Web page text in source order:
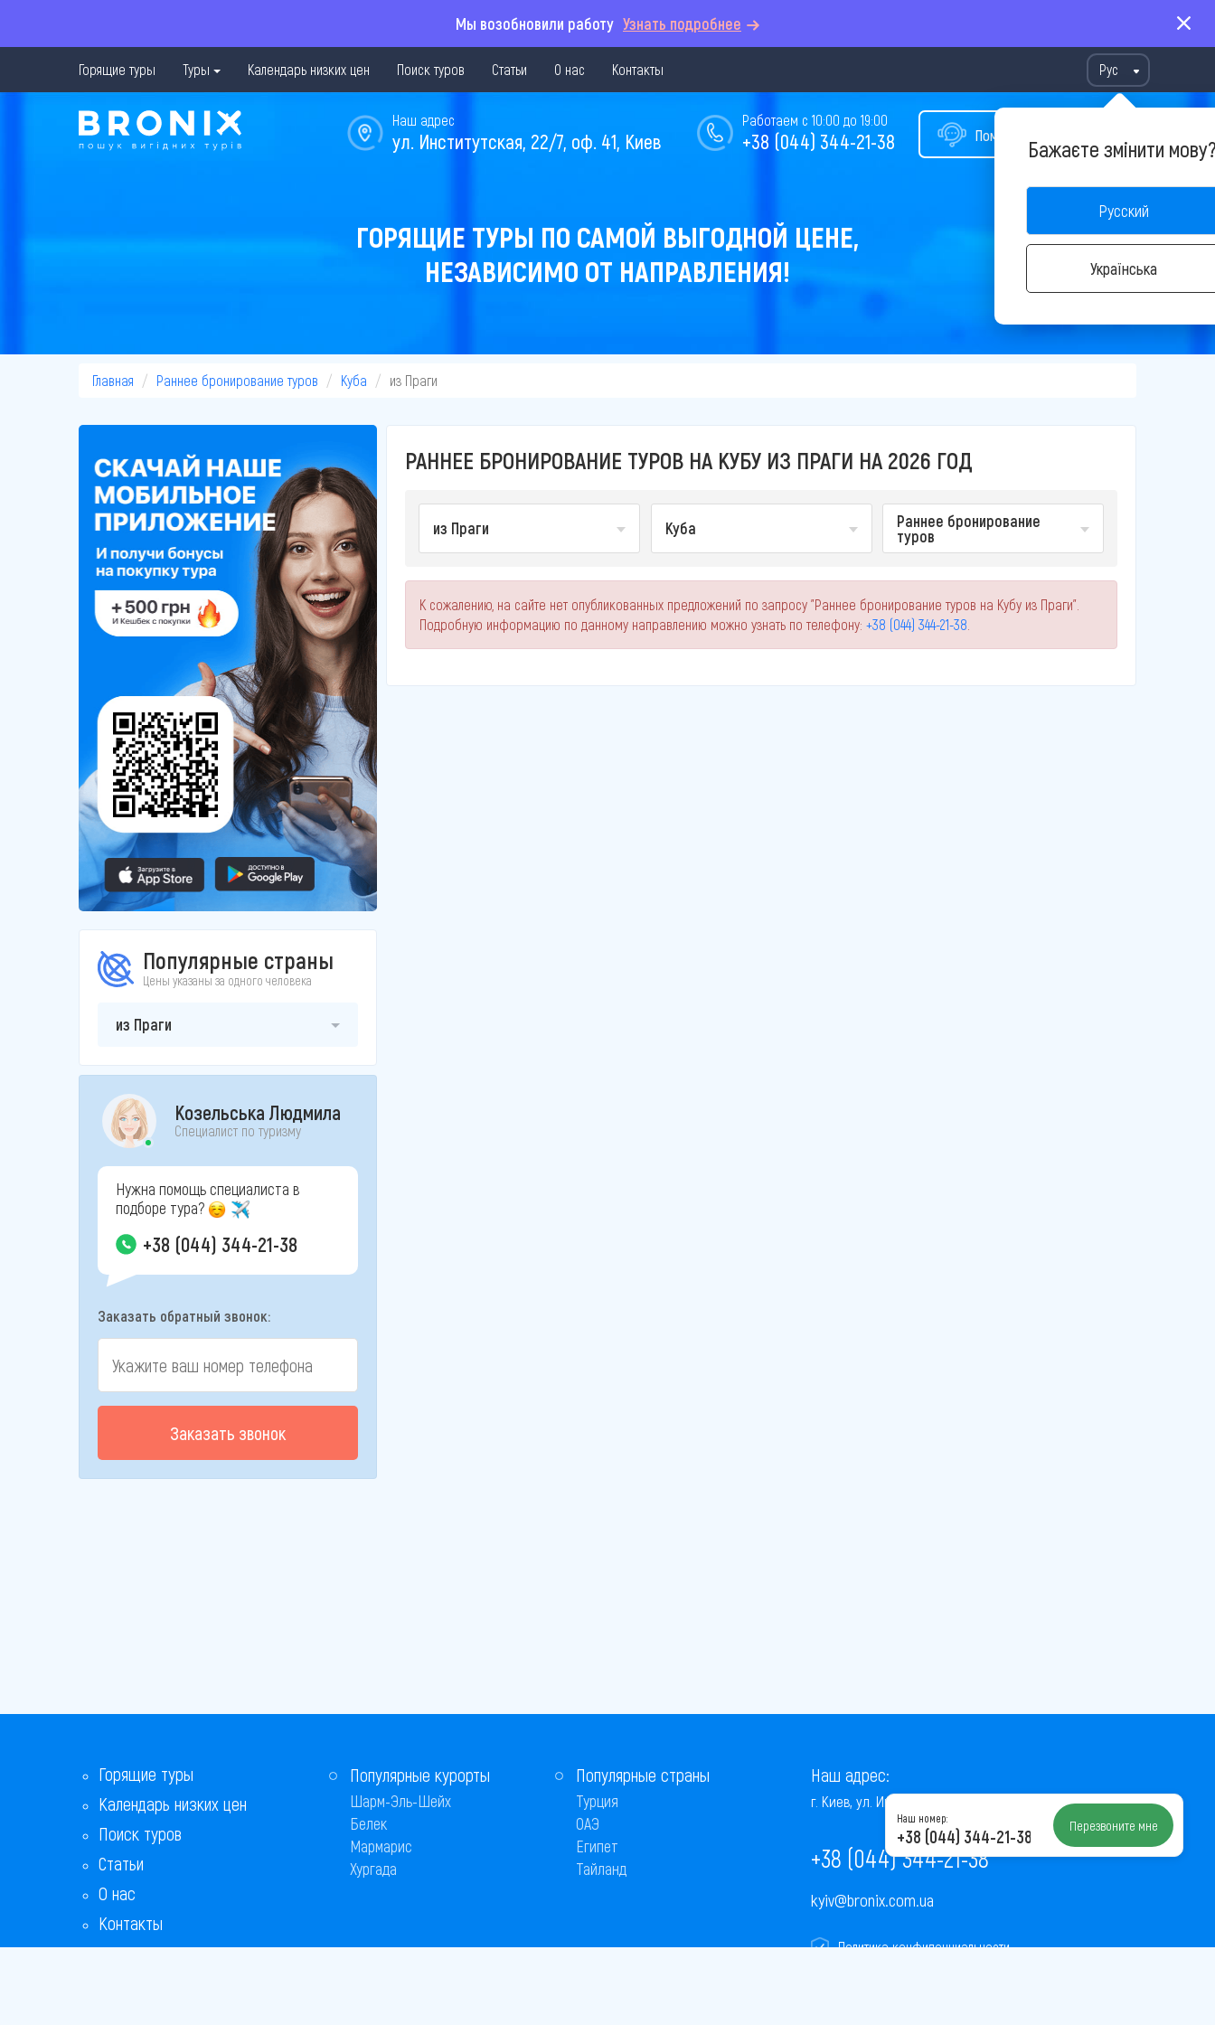
Мы возобновили работу Узнать подробнее
Горящие туры Туры Календарь низких цен Поиск туров Статьи О нас Контакты Рус
Бажаєте змінити
Русский
Українська
Помощь в подборе тура
Работаем с 10:00 до 19:00
+38 (044) 344-21-38
Наш адрес
ул. Институтская, 22/7, оф. 41, Киев
ГОРЯЩИЕ ТУРЫ ПО САМОЙ ВЫГОДНОЙ ЦЕНЕ,
НЕЗАВИСИМО ОТ НАПРАВЛЕНИЯ!
Главная Раннее бронирование туров Куба из Праги
Популярные страны
Цены указаны за одного человека
из Праги
Козельська Людмила
Специалист по туризму
Нужна помощь специалиста в
подборе тура?
+38 (044) 344-21-38
Заказать обратный звонок:
Заказать звонок
РАННЕЕ БРОНИРОВАНИЕ ТУРОВ НА КУБУ ИЗ ПРАГИ НА 2026 ГОД
из Праги Куба Раннее бронирование
туров
К сожалению, на сайте нет опубликованных предложений по запросу "Раннее бронирование туров на Кубу из Праги".
Подробную информацию по данному направлению можно узнать по телефону: +38 (044) 344-21-38
Горящие туры
Календарь низких цен
Поиск туров
Статьи
О нас
Контакты
Бонусная программа
Популярные курорты
Шарм-Эль-Шейх
Белек
Мармарис
Хургада
Популярные страны
Турция
ОАЭ
Египет
Тайланд
Наш адрес:
г. Киев, ул. Институтская, 22/7, оф. 41
+38 (044) 344-21-38
kyiv@bronix.com.ua
Политика конфиденциальности
Наш номер:
+38 (044) 344-21-38 Перезвоните мне